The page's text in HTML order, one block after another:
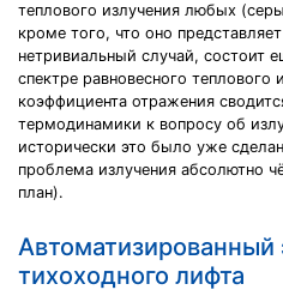
теплового излучения любых
кроме того, что оно
нетривиальный случай, состоит
спектре равновесного теплового
коэффициента отражения
термодинамики к вопросу об
исторически это было уже
проблема излучения абсолютно
план).
Автоматизированный
тихоходного лифта